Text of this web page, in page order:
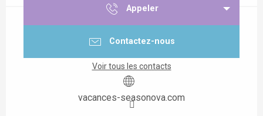
Appeler
Contactez-nous
Voir tous les contacts
vacances-seasonova.com